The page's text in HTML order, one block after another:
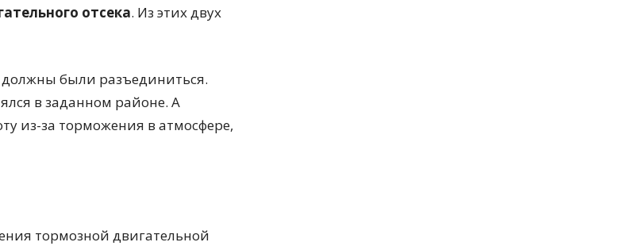
отсека. Из этих двух
должны были разъединиться.
в заданном районе. А
из-за торможения в атмосфере,
тормозной двигательной